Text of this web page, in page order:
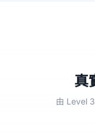
真
由 Level